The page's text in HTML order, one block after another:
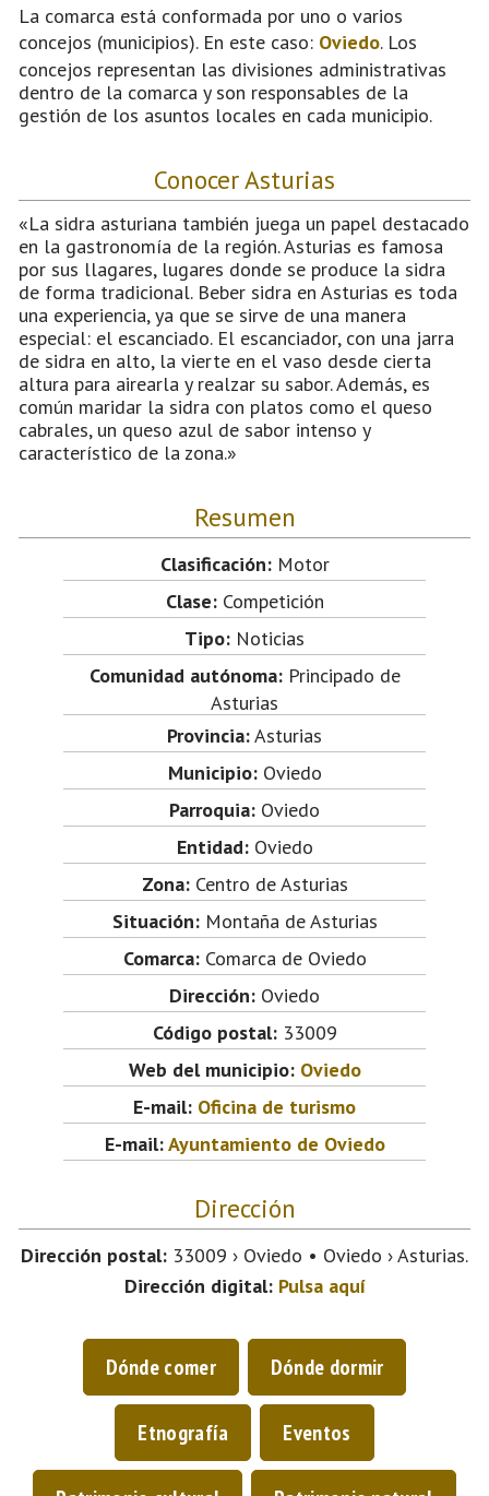
La comarca está conformada por uno o varios
concejos (municipios). En este caso: Oviedo. Los
concejos representan las divisiones administrativas
dentro de la comarca y son responsables de la
gestión de los asuntos locales en cada municipio.
Conocer Asturias
«La sidra asturiana también juega un papel destacado
en la gastronomía de la región. Asturias es famosa
por sus llagares, lugares donde se produce la sidra
de forma tradicional. Beber sidra en Asturias es toda
una experiencia, ya que se sirve de una manera
especial: el escanciado. El escanciador, con una jarra
de sidra en alto, la vierte en el vaso desde cierta
altura para airearla y realzar su sabor. Además, es
común maridar la sidra con platos como el queso
cabrales, un queso azul de sabor intenso y
característico de la zona.»
Resumen
Clasificación:Motor
Clase:Competición
Tipo: Noticias
Comunidad autónoma:Principado de
Asturias
Provincia:Asturias
Municipio:Oviedo
Parroquia: Oviedo
Entidad:Oviedo
Zona:Centro de Asturias
Situación:Montaña de Asturias
Comarca:Comarca de Oviedo
Dirección: Oviedo
Código postal:33009
Web del municipio: Oviedo
E-mail: Oficina de turismo
E-mail:Ayuntamiento de Oviedo
Dirección
Dirección postal: 33009 › Oviedo • Oviedo › Asturias.
Dirección digital: Pulsa aquí
Dónde comer Dónde dormir
Etnografía Eventos